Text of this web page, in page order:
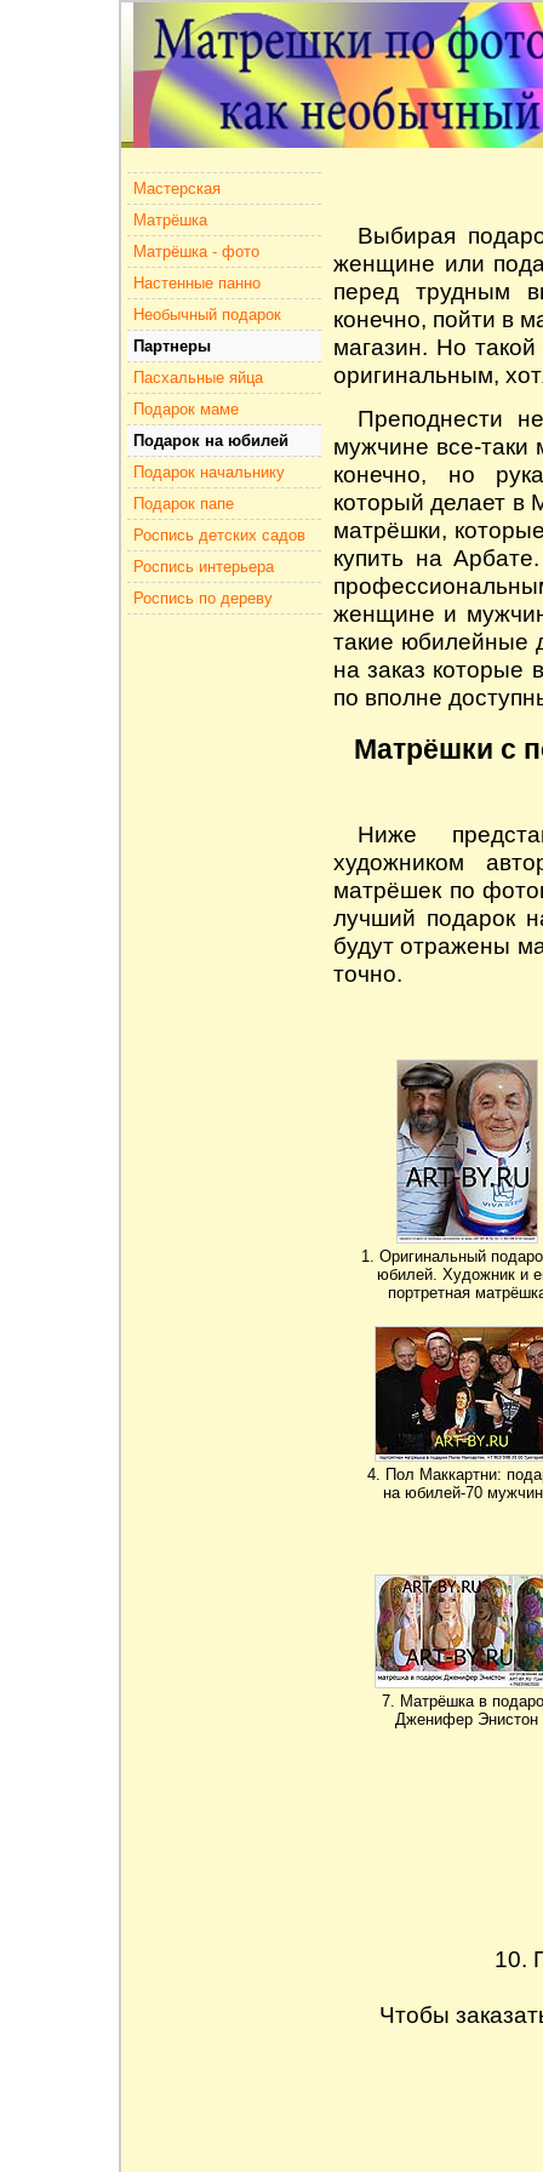
Выбирая
женщине или
перед трудным
конечно, пойти в
магазин. Но
оригинальным,
Преподнести
мужчине все-таки
конечно, но
который делает в
матрёшки,
купить на
женщине и
такие юбилейные
на заказ которые
по вполне
Матрёшки с
Ниже
художником
матрёшек по
лучший подарок
будут отражены
точно.
1. Оригинальный
юбилей. Художник и
портретная
4. Пол Маккартни:
на юбилей-70
7. Матрёшка в
Дженифер Энистон
10.
Чтобы
Мастерская
Матрёшка
Матрёшка - фото
Настенные панно
Необычный подарок
Партнеры
Пасхальные яйца
Подарок маме
Подарок на юбилей
Подарок начальнику
Подарок папе
Роспись детских садов
Роспись интерьера
Роспись по дереву